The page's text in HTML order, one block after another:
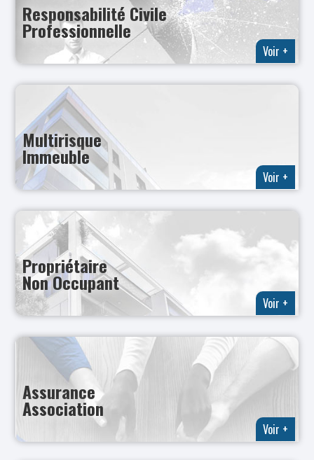
Responsabilité Civile
Professionnelle
Voir +
Multirisque
Immeuble
Voir +
Propriétaire
Non Occupant
Voir +
Assurance
Association
Voir +